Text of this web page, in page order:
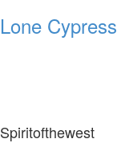
Lone Cypress
Spiritofthewest